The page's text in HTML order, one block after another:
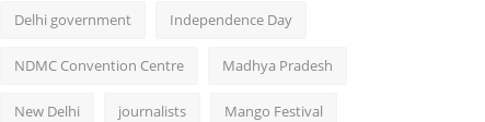
Delhi government Independence Day
NDMC Convention Centre Madhya Pradesh
New Delhi journalists Mango Festival